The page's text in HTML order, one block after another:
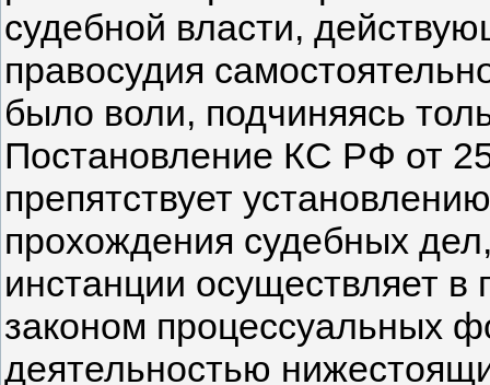
судебной власти,
правосудия
было воли, подчиняясь
Постановление КС РФ от
препятствует
прохождения судебных
инстанции осуществляет
законом процессуальных
деятельностью